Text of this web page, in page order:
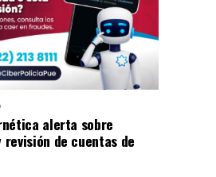
alerta sobre
revisión de cuentas de